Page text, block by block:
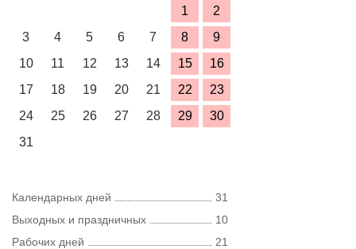
1
2
3
4 5 6 7 8
9
10
11 12 13 14 15
16
17
18 19 20 21 22
23
24
25 26 27 28 29
30
31
Календарных дней
31
Выходных и праздничных
10
Рабочих дней
21